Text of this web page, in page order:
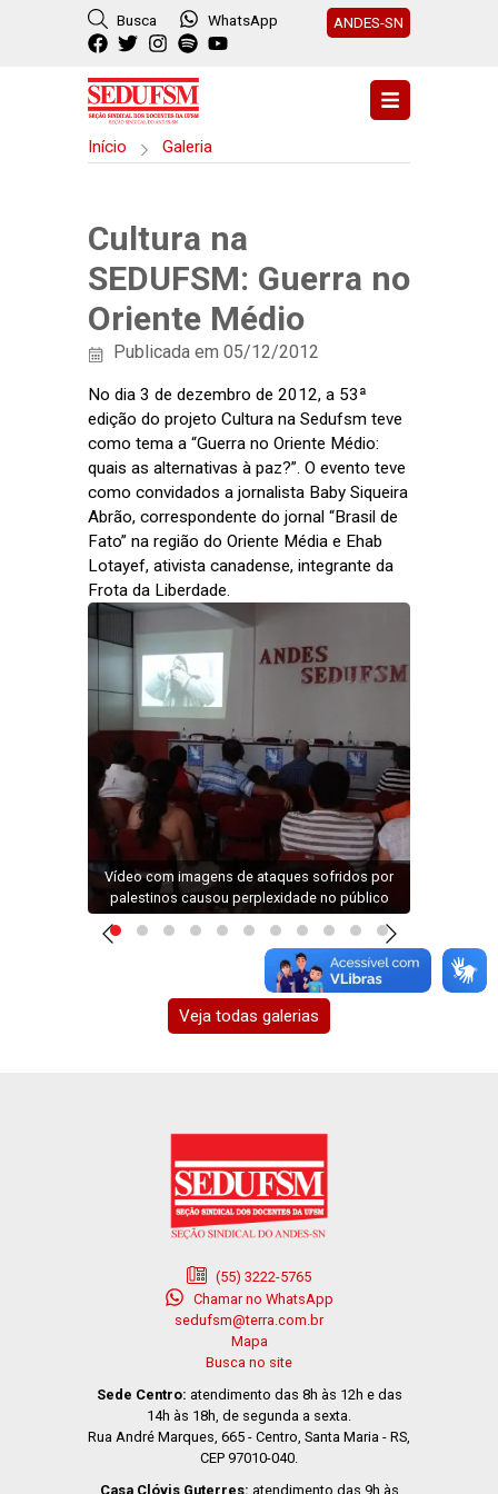
Busca WhatsApp ANDES-SN
Início Galeria
Cultura na
SEDUFSM: Guerra no
Oriente Médio
Publicada em 05/12/2012
No dia 3 de dezembro de 2012, a 53ª
edição do projeto Cultura na Sedufsm teve
como tema a “Guerra no Oriente Médio:
quais as alternativas à paz?”. O evento teve
como convidados a jornalista Baby Siqueira
Abrão, correspondente do jornal “Brasil de
Fato” na região do Oriente Média e Ehab
Lotayef, ativista canadense, integrante da
Frota da Liberdade.
Vídeo com imagens de ataques sofridos por
palestinos causou perplexidade no público
Veja todas galerias
(55) 3222-5765
Chamar no WhatsApp
sedufsm@terra.com.br
Mapa
Busca no site
Sede Centro: atendimento das 8h às 12h e das
14h às 18h, de segunda a sexta.
Rua André Marques, 665 - Centro, Santa Maria - RS,
CEP 97010-040.
Casa Clóvis Guterres: atendimento das 9h às